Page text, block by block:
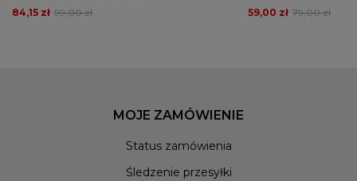
99,00 zł
84,15 zł
79,00 zł
59,00 zł
MOJE ZAMÓWIENIE
Status zamówienia
Śledzenie przesyłki